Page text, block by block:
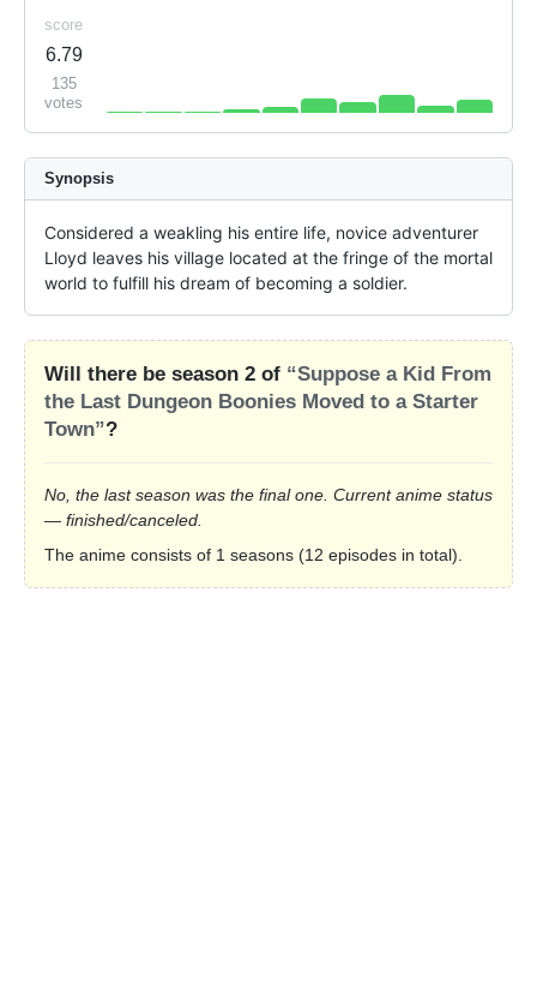
score
6.79
135
votes
Synopsis
Considered a weakling his entire life, novice adventurer
Lloyd leaves his village located at the fringe of the mortal
world to fulfill his dream of becoming a soldier.
Will there be season 2 of “Suppose a Kid From
the Last Dungeon Boonies Moved to a Starter
Town”?
No, the last season was the final one. Current anime status
— finished/canceled.
The anime consists of 1 seasons (12 episodes in total).